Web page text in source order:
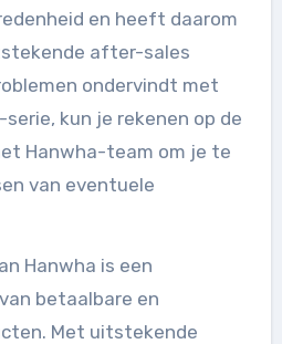
en heeft daarom
after-sales
ondervindt met
kun je rekenen op de
Hanwha-team om je te
van eventuele
Hanwha is een
betaalbare en
Met uitstekende